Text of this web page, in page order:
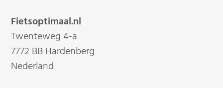
Fietsoptimaal.nl
Twenteweg 4-a
7772 BB Hardenberg
Nederland